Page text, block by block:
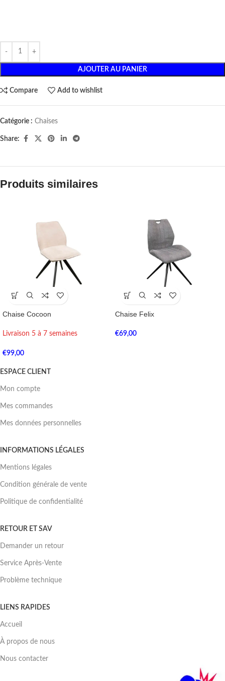
AJOUTER AU PANIER
Compare Add to wishlist
Catégorie : Chaises
Share:
Produits similaires
Chaise Cocoon
Livraison 5 à 7 semaines
€99,00
Chaise Felix
€69,00
ESPACE CLIENT
Mon compte
Mes commandes
Mes données personnelles
INFORMATIONS LÉGALES
Mentions légales
Condition générale de vente
Politique de confidentialité
RETOUR ET SAV
Demander un retour
Service Après-Vente
Problème technique
LIENS RAPIDES
Accueil
À propos de nous
Nous contacter